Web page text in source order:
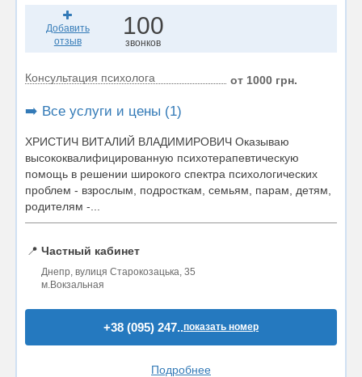
Добавить
отзыв
100
звонков
Консультация психолога от 1000 грн.
➡️ Все услуги и цены (1)
ХРИСТИЧ ВИТАЛИЙ ВЛАДИМИРОВИЧ Оказываю
высококвалифицированную психотерапевтическую
помощь в решении широкого спектра психологических
проблем - взрослым, подросткам, семьям, парам, детям,
родителям -...
📍 Частный кабинет
Днепр, вулиця Старокозацька, 35
м.Вокзальная
+38 (095) 247..показать номер
Подробнее